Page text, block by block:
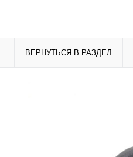
ВЕРНУТЬСЯ В РАЗДЕЛ